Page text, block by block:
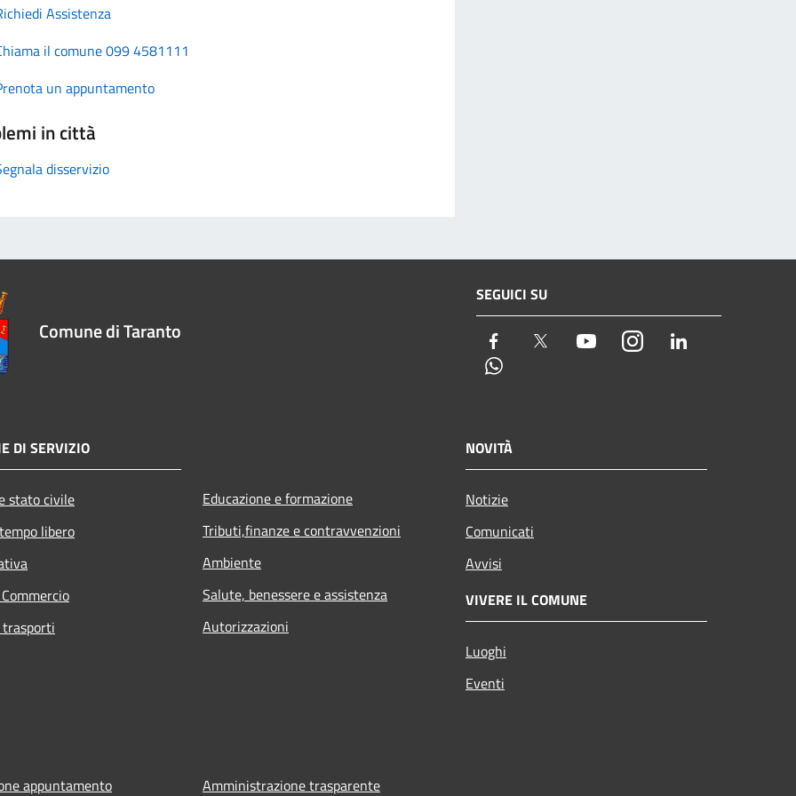
Assistenza
il comune 099 4581111
un appuntamento
in città
disservizio
Comune di Taranto
SEGUICI SU
Facebook Twitter YoutubeInstagram
DI SERVIZIO
stato civile
libero
Educazione e formazione
Tributi,finanze e contravvenzioni
Ambiente
Salute, benessere e assistenza
Autorizzazioni
NOVITÀ
Notizie
Comunicati
Avvisi
VIVERE IL COMUNE
Luoghi
Eventi
appuntamento Amministrazione trasparente